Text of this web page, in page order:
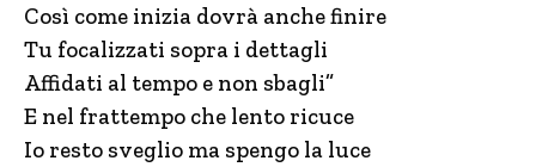
Così come inizia dovrà anche finire
Tu focalizzati sopra i dettagli
Affidati al tempo e non sbagli”
E nel frattempo che lento ricuce
Io resto sveglio ma spengo la luce